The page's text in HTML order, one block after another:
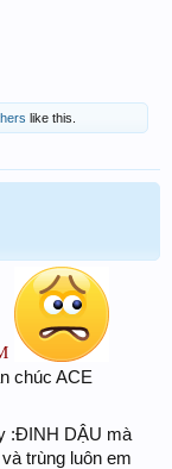
like this.
chúc ACE
:ĐINH DẬU mà
trùng luôn em